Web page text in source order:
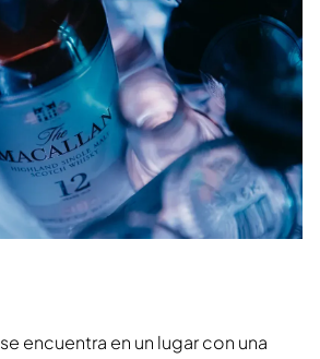
se encuentra en un lugar con una